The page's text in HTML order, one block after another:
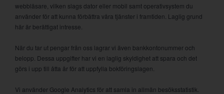
webbläsare, vilken slags dator eller mobil samt operativsystem du
använder för att kunna förbättra våra tjänster i framtiden. Laglig grund
här är berättigat intresse.
När du tar ut pengar från oss lagrar vi även bankkontonummer och
belopp. Dessa uppgifter har vi en laglig skyldighet att spara och det
görs i upp till åtta år för att uppfylla bokföringslagen.
Vi använder Google Analytics för att samla in allmän besöksstatistik.